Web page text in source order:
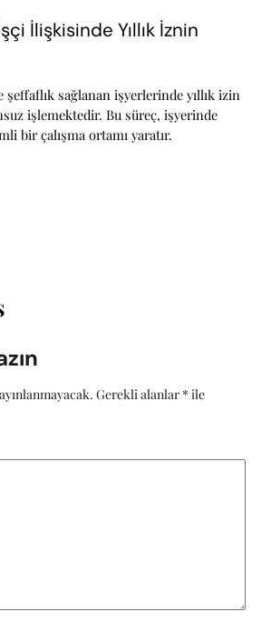
İlişkisinde Yıllık İznin
şeffaflık sağlanan işyerlerinde yıllık izin
işlemektedir. Bu süreç, işyerinde
bir çalışma ortamı yaratır.
Gerekli alanlar * ile